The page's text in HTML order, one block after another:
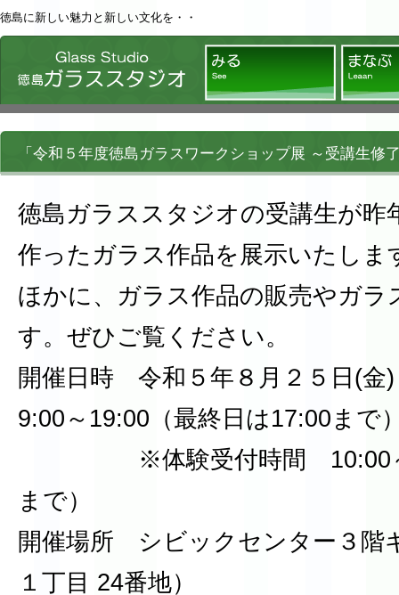
徳島に新しい魅力と新しい文化を・・
徳島ガラススタジオ
みる
「令和５年度徳島ガラスワークショップ展 ～受講生修
徳島ガラススタジオの受講生が昨
作ったガラス作品を展示いたしま
ほかに、ガラス作品の販売やガラ
す。ぜひご覧ください。
開催日時 令和５年８月２５日(金
9:00～19:00（最終日は17:00まで
※体験受付時間 10:00～
まで）
開催場所 シビックセンター３階
１丁目 24番地）